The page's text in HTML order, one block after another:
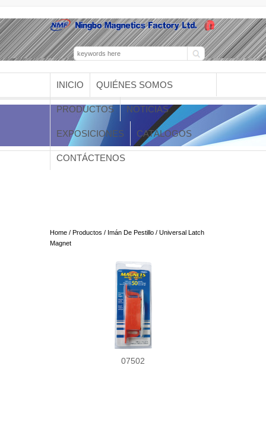
INICIO QUIÉNES SOMOS
PRODUCTOS NOTICIAS
EXPOSICIONES CATÁLOGOS
CONTÁCTENOS
Home / Productos / Imán De Pestillo / Universal Latch
Magnet
07502